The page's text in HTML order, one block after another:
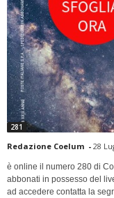
281
Redazione Coelum - 28
è online il numero 280 di
abbonati in possesso del
ad accedere contatta la